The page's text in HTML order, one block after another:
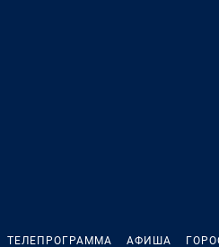
ТЕЛЕПРОГРАММА АФИША